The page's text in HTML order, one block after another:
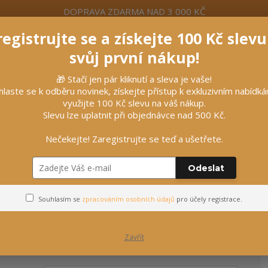
DOPRAVA ZDARMA NAD 3 000 KČ
Více Nevíte si rady? Zavolejte. +420
Vybavení stájí
Přihlášení
*
se a získejte 100 Kč
svůj první nákup!
🎁 Stačí jen pár kliknutí a sleva je vaše!
se k odběru novinek, získejte přístup k exkluzivním
využijte 100 Kč slevu na váš nákup.
Slevu lze uplatnit při objednávce nad 500 Kč.
Nečekejte! Zaregistrujte se teď a ušetřete.
Odeslat
Souhlasím se zpracováním osobních údajů pro účely registrace.
Zavřít